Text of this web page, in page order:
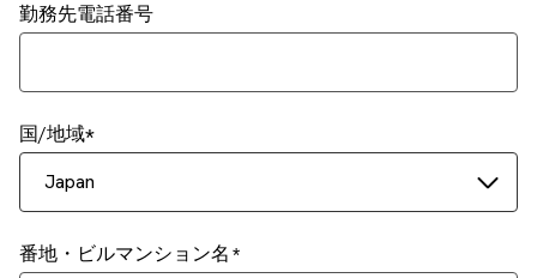
勤務先電話番号
国/地域
Japan
番地・ビルマンション名